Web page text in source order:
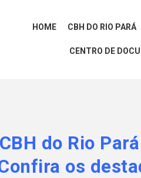
HOME CBH DO RIO PARÁ
CENTRO DE
do Rio
os